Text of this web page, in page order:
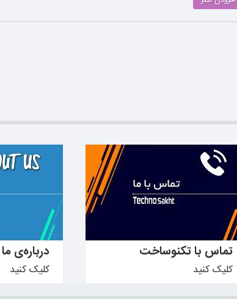
بیشتر بدانید ←
تماس با تکنوساخت
کلیک کنید
بیشتر بدانید ←
درباره‌ی ما
کلیک کنید